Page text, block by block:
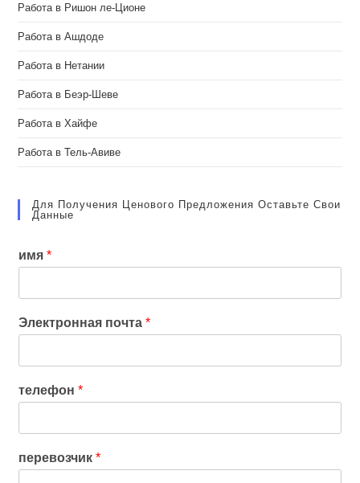
Работа в Ришон ле-Ционе
Работа в Ашдоде
Работа в Нетании
Работа в Беэр-Шеве
Работа в Хайфе
Работа в Тель-Авиве
Для Получения Ценового Предложения Оставьте Свои
Данные
имя*
Электронная почта*
телефон*
перевозчик*